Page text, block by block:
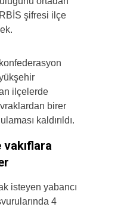
şifresi ilçe
ilçelerde
birer
kaldırıldı.
vakıflara
isteyen yabancı
4